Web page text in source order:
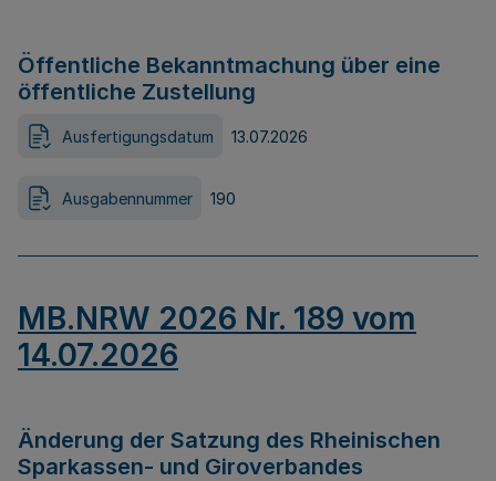
Öffentliche Bekanntmachung über eine
öffentliche Zustellung
Ausfertigungsdatum 13.07.2026
Ausgabennummer 190
MB.NRW 2026 Nr. 189 vom
14.07.2026
Änderung der Satzung des Rheinischen
Sparkassen- und Giroverbandes